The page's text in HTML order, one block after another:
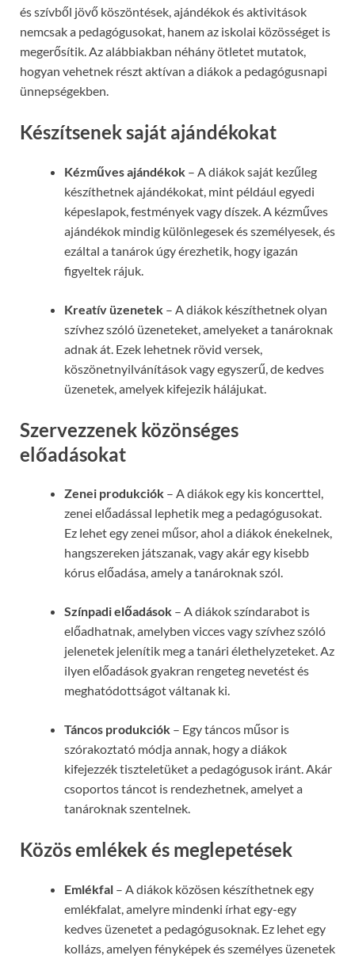
és szívből jövő köszöntések, ajándékok és aktivitások
nemcsak a pedagógusokat, hanem az iskolai közösséget is
megerősítik. Az alábbiakban néhány ötletet mutatok,
hogyan vehetnek részt aktívan a diákok a pedagógusnapi
ünnepségekben.
Készítsenek saját ajándékokat
Kézműves ajándékok – A diákok saját kezűleg
készíthetnek ajándékokat, mint például egyedi
képeslapok, festmények vagy díszek. A kézműves
ajándékok mindig különlegesek és személyesek, és
ezáltal a tanárok úgy érezhetik, hogy igazán
figyeltek rájuk.
Kreatív üzenetek – A diákok készíthetnek olyan
szívhez szóló üzeneteket, amelyeket a tanároknak
adnak át. Ezek lehetnek rövid versek,
köszönetnyilvánítások vagy egyszerű, de kedves
üzenetek, amelyek kifejezik hálájukat.
Szervezzenek közönséges
előadásokat
Zenei produkciók – A diákok egy kis koncerttel,
zenei előadással lephetik meg a pedagógusokat.
Ez lehet egy zenei műsor, ahol a diákok énekelnek,
hangszereken játszanak, vagy akár egy kisebb
kórus előadása, amely a tanároknak szól.
Színpadi előadások – A diákok színdarabot is
előadhatnak, amelyben vicces vagy szívhez szóló
jelenetek jelenítik meg a tanári élethelyzeteket. Az
ilyen előadások gyakran rengeteg nevetést és
meghatódottságot váltanak ki.
Táncos produkciók – Egy táncos műsor is
szórakoztató módja annak, hogy a diákok
kifejezzék tiszteletüket a pedagógusok iránt. Akár
csoportos táncot is rendezhetnek, amelyet a
tanároknak szentelnek.
Közös emlékek és meglepetések
Emlékfal – A diákok közösen készíthetnek egy
emlékfalat, amelyre mindenki írhat egy-egy
kedves üzenetet a pedagógusoknak. Ez lehet egy
kollázs, amelyen fényképek és személyes üzenetek